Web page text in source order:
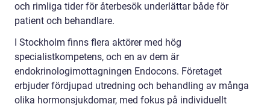
och rimliga tider för återbesök underlättar både för
patient och behandlare.
I Stockholm finns flera aktörer med hög
specialistkompetens, och en av dem är
endokrinologimottagningen Endocons. Företaget
erbjuder fördjupad utredning och behandling av många
olika hormonsjukdomar, med fokus på individuellt